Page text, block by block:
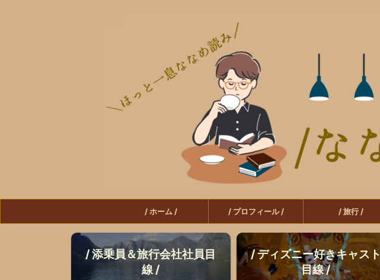
/ ホーム / / プロフィール / / 旅行 /
/ 添乗員＆旅行会社社員目
線 /
/ ディズニー好きキャスト
目線 /